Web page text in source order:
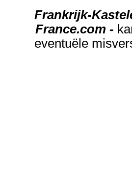
Frankrijk-
France.com -
eventuële